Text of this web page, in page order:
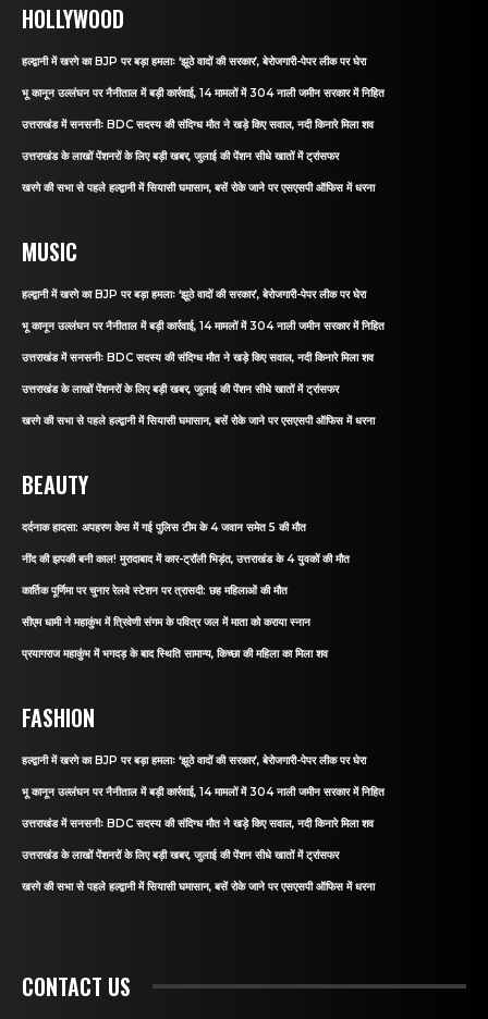
HOLLYWOOD
हल्द्वानी में खरगे का BJP पर बड़ा हमलाः ‘झूठे वादों की सरकार’, बेरोजगारी-पेपर लीक पर घेरा
भू कानून उल्लंघन पर नैनीताल में बड़ी कार्रवाई, 14 मामलों में 304 नाली जमीन सरकार में निहित
उत्तराखंड में सनसनीः BDC सदस्य की संदिग्ध मौत ने खड़े किए सवाल, नदी किनारे मिला शव
उत्तराखंड के लाखों पेंशनरों के लिए बड़ी खबर, जुलाई की पेंशन सीधे खातों में ट्रांसफर
खरगे की सभा से पहले हल्द्वानी में सियासी घमासान, बसें रोके जाने पर एसएसपी ऑफिस में धरना
MUSIC
हल्द्वानी में खरगे का BJP पर बड़ा हमलाः ‘झूठे वादों की सरकार’, बेरोजगारी-पेपर लीक पर घेरा
भू कानून उल्लंघन पर नैनीताल में बड़ी कार्रवाई, 14 मामलों में 304 नाली जमीन सरकार में निहित
उत्तराखंड में सनसनीः BDC सदस्य की संदिग्ध मौत ने खड़े किए सवाल, नदी किनारे मिला शव
उत्तराखंड के लाखों पेंशनरों के लिए बड़ी खबर, जुलाई की पेंशन सीधे खातों में ट्रांसफर
खरगे की सभा से पहले हल्द्वानी में सियासी घमासान, बसें रोके जाने पर एसएसपी ऑफिस में धरना
BEAUTY
दर्दनाक हादसा: अपहरण केस में गई पुलिस टीम के 4 जवान समेत 5 की मौत
नींद की झपकी बनी काल! मुरादाबाद में कार-ट्रॉली भिड़ंत, उत्तराखंड के 4 युवकों की मौत
कार्तिक पूर्णिमा पर चुनार रेलवे स्टेशन पर त्रासदी: छह महिलाओं की मौत
सीएम धामी ने महाकुंभ में त्रिवेणी संगम के पवित्र जल में माता को कराया स्नान
प्रयागराज महाकुंभ में भगदड़ के बाद स्थिति सामान्य, किच्छा की महिला का मिला शव
FASHION
हल्द्वानी में खरगे का BJP पर बड़ा हमलाः ‘झूठे वादों की सरकार’, बेरोजगारी-पेपर लीक पर घेरा
भू कानून उल्लंघन पर नैनीताल में बड़ी कार्रवाई, 14 मामलों में 304 नाली जमीन सरकार में निहित
उत्तराखंड में सनसनीः BDC सदस्य की संदिग्ध मौत ने खड़े किए सवाल, नदी किनारे मिला शव
उत्तराखंड के लाखों पेंशनरों के लिए बड़ी खबर, जुलाई की पेंशन सीधे खातों में ट्रांसफर
खरगे की सभा से पहले हल्द्वानी में सियासी घमासान, बसें रोके जाने पर एसएसपी ऑफिस में धरना
CONTACT US